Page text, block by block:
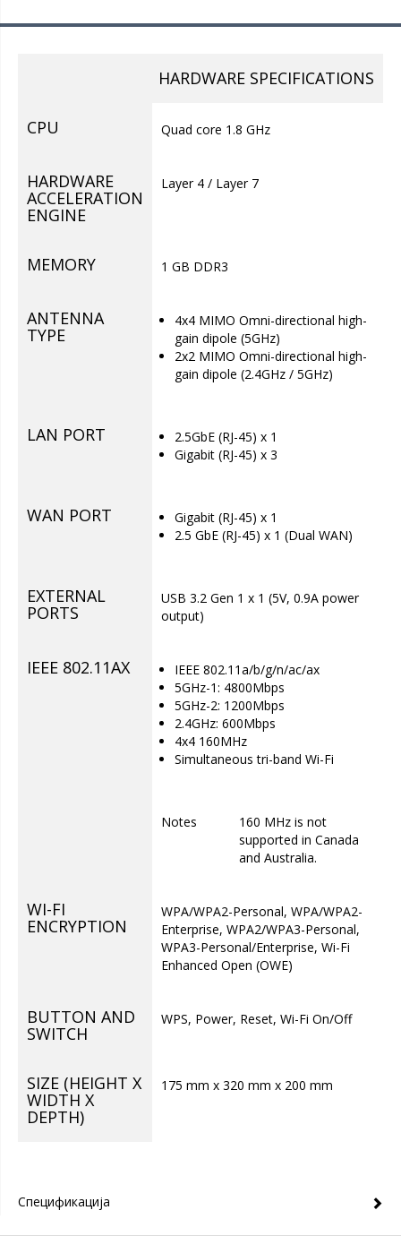
HARDWARE SPECIFICATIONS
CPU Quad core 1.8 GHz
HARDWARE
ACCELERATION
ENGINE
Layer 4 / Layer 7
MEMORY 1 GB DDR3
ANTENNA
TYPE
4x4 MIMO Omni-directional high-
gain dipole (5GHz)
2x2 MIMO Omni-directional high-
gain dipole (2.4GHz / 5GHz)
LAN PORT
2.5GbE (RJ-45) x 1
Gigabit (RJ-45) x 3
WAN PORT
Gigabit (RJ-45) x 1
2.5 GbE (RJ-45) x 1 (Dual WAN)
EXTERNAL
PORTS
USB 3.2 Gen 1 x 1 (5V, 0.9A power
output)
IEEE 802.11AX
IEEE 802.11a/b/g/n/ac/ax
5GHz-1: 4800Mbps
5GHz-2: 1200Mbps
2.4GHz: 600Mbps
4x4 160MHz
Simultaneous tri-band Wi-Fi
Notes
160 MHz is not
supported in Canada
and Australia.
WI-FI
ENCRYPTION
WPA/WPA2-Personal, WPA/WPA2-
Enterprise, WPA2/WPA3-Personal,
WPA3-Personal/Enterprise, Wi-Fi
Enhanced Open (OWE)
BUTTON AND
SWITCH
WPS, Power, Reset, Wi-Fi On/Off
SIZE (HEIGHT X
WIDTH X
DEPTH)
175 mm x 320 mm x 200 mm
Спецификација